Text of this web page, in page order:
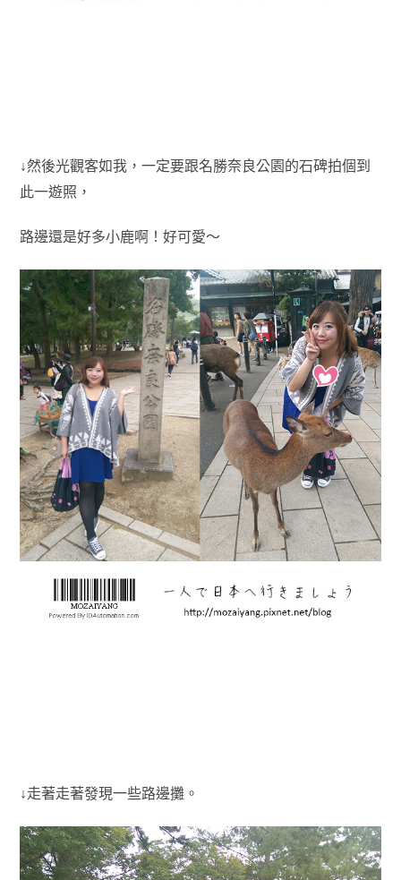
↓然後光觀客如我，一定要跟名勝奈良公園的石碑拍個到
此一遊照，
路邊還是好多小鹿啊！好可愛～
↓走著走著發現一些路邊攤。